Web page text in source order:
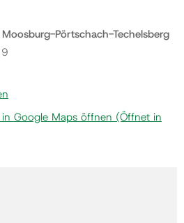
Pörtschach-Techelsberg
Google Maps öffnen (Öffnet in